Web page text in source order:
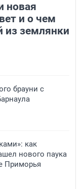
новая
и о чем
землянки
брауни с
как
нового паука
Приморья